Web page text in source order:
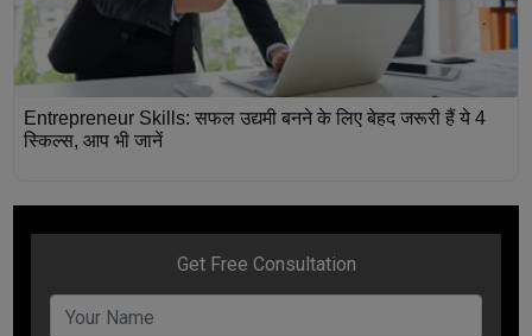
Entrepreneur Skills: सफल उद्यमी बनने के लिए बेहद जरूरी हैं ये 4
स्किल्स, आप भी जानें